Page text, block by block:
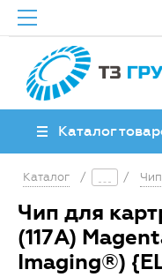
Каталог
Каталог / /
Чип для
(117A)
Imaging®)